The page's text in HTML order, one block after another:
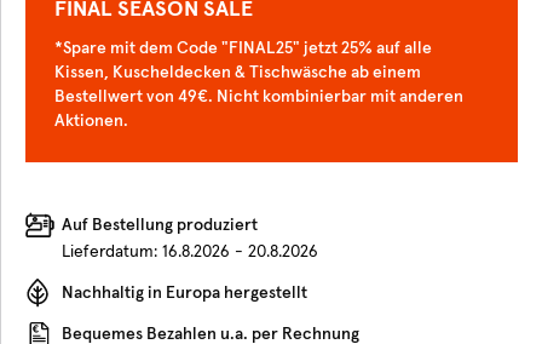
FINAL SEASON SALE
*Spare mit dem Code "FINAL25" jetzt 25% auf alle
Kissen, Kuscheldecken & Tischwäsche ab einem
Bestellwert von 49€. Nicht kombinierbar mit anderen
Aktionen.
Auf Bestellung produziert
Lieferdatum: 16.8.2026 - 20.8.2026
Nachhaltig in Europa hergestellt
Bequemes Bezahlen u.a. per Rechnung